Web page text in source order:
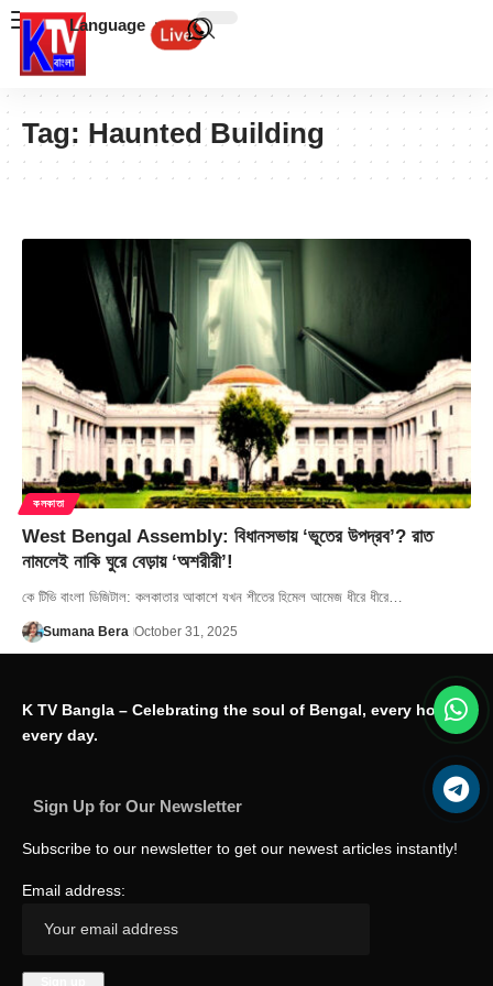
Language
Tag: Haunted Building
কলকাতা
West Bengal Assembly: বিধানসভায় ‘ভূতের উপদ্রব’? রাত
নামলেই নাকি ঘুরে বেড়ায় ‘অশরীরী’!
কে টিভি বাংলা ডিজিটাল: কলকাতার আকাশে যখন শীতের হিমেল আমেজ ধীরে ধীরে…
Sumana Bera October 31, 2025
K TV Bangla – Celebrating the soul of Bengal, every hour,
every day.
Sign Up for Our Newsletter
Subscribe to our newsletter to get our newest articles instantly!
Email address: